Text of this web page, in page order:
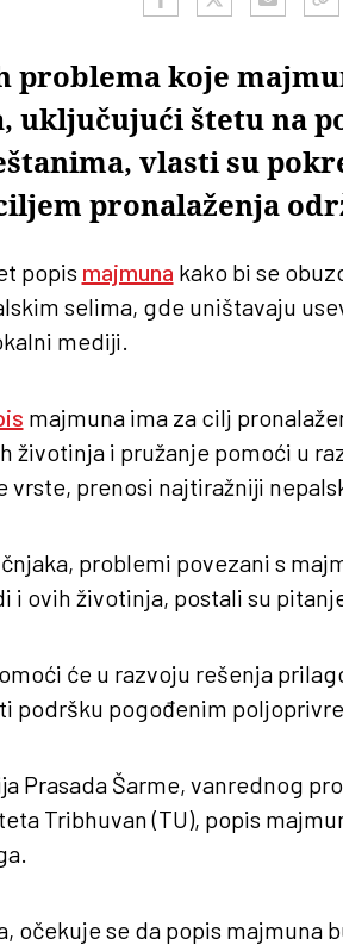
problema koje
uključujući štetu na
vlasti su
pronalaženja
popis majmuna kako bi se
selima, gde uništavaju
mediji.
majmuna ima za cilj
životinja i pružanje pomoći u
vrste, prenosi najtiražniji
problemi povezani s
i ovih životinja, postali su
će u razvoju rešenja
podršku pogođenim
Prasada Šarme, vanrednog
Tribhuvan (TU), popis
očekuje se da popis majmuna